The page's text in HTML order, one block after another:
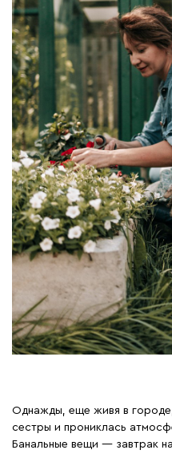
Однажды, еще живя в
сестры и прониклась
Банальные вещи — завтрак